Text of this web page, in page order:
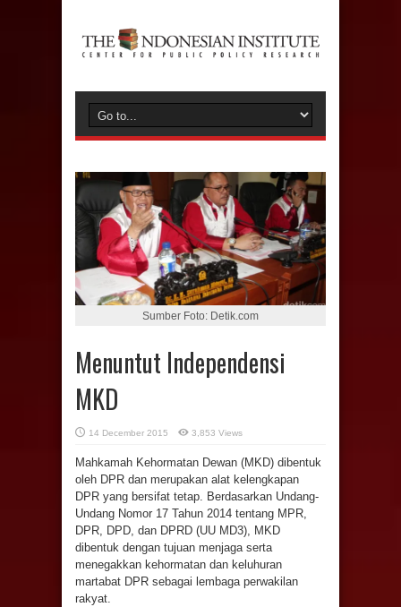
Sumber Foto: Detik.com
Menuntut Independensi
MKD
14 December 2015 3,853 Views
Mahkamah Kehormatan Dewan (MKD) dibentuk
oleh DPR dan merupakan alat kelengkapan
DPR yang bersifat tetap. Berdasarkan Undang-
Undang Nomor 17 Tahun 2014 tentang MPR,
DPR, DPD, dan DPRD (UU MD3), MKD
dibentuk dengan tujuan menjaga serta
menegakkan kehormatan dan keluhuran
martabat DPR sebagai lembaga perwakilan
rakyat.